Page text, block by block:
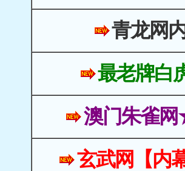
青龙网
最老牌白
澳门朱雀
玄武网【内